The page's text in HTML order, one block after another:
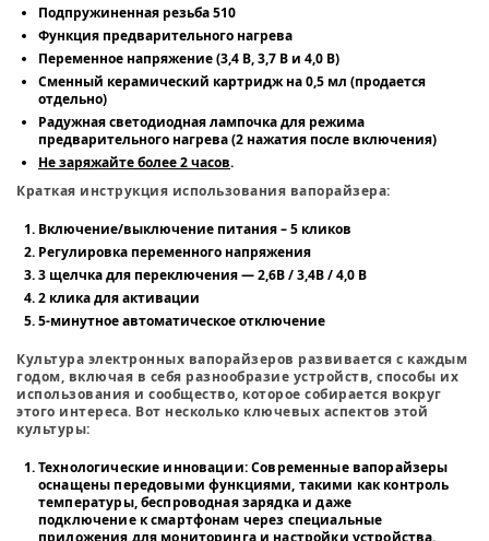
Подпружиненная резьба 510
Функция предварительного нагрева
Переменное напряжение (3,4 В, 3,7 В и 4,0 В)
Сменный керамический картридж на 0,5 мл (продается
отдельно)
Радужная светодиодная лампочка для режима
предварительного нагрева (2 нажатия после включения)
Не заряжайте более 2 часов.
Краткая инструкция использования вапорайзера:
Включение/выключение питания – 5 кликов
Регулировка переменного напряжения
3 щелчка для переключения — 2,6В / 3,4В / 4,0 В
2 клика для активации
5-минутное автоматическое отключение
Культура электронных вапорайзеров развивается с каждым
годом, включая в себя разнообразие устройств, способы их
использования и сообщество, которое собирается вокруг
этого интереса. Вот несколько ключевых аспектов этой
культуры:
Технологические инновации: Современные вапорайзеры
оснащены передовыми функциями, такими как контроль
температуры, беспроводная зарядка и даже
подключение к смартфонам через специальные
приложения для мониторинга и настройки устройства.